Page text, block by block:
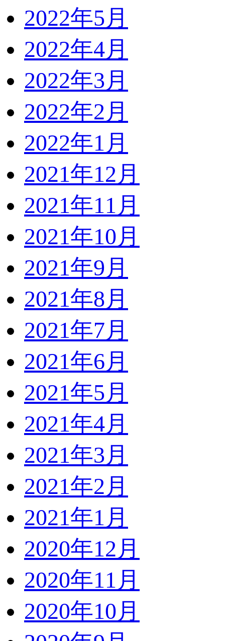
2022年5月
2022年4月
2022年3月
2022年2月
2022年1月
2021年12月
2021年11月
2021年10月
2021年9月
2021年8月
2021年7月
2021年6月
2021年5月
2021年4月
2021年3月
2021年2月
2021年1月
2020年12月
2020年11月
2020年10月